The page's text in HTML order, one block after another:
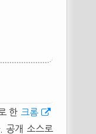
한 크롬
공개 소스로